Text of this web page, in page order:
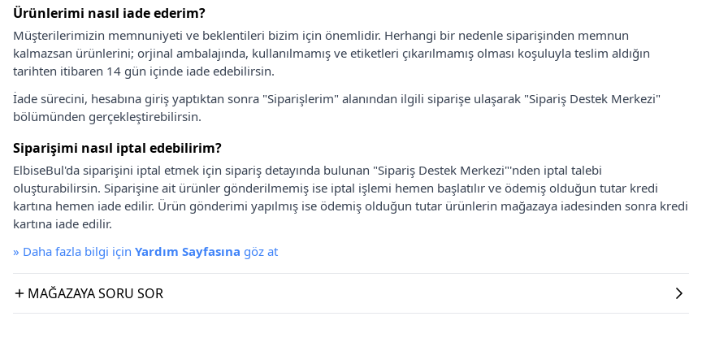
Ürünlerimi nasıl iade ederim?
Müşterilerimizin memnuniyeti ve beklentileri bizim için önemlidir. Herhangi bir nedenle siparişinden memnun
kalmazsan ürünlerini; orjinal ambalajında, kullanılmamış ve etiketleri çıkarılmamış olması koşuluyla teslim aldığın
tarihten itibaren 14 gün içinde iade edebilirsin.
İade sürecini, hesabına giriş yaptıktan sonra "Siparişlerim" alanından ilgili siparişe ulaşarak "Sipariş Destek Merkezi"
bölümünden gerçekleştirebilirsin.
Siparişimi nasıl iptal edebilirim?
ElbiseBul'da siparişini iptal etmek için sipariş detayında bulunan "Sipariş Destek Merkezi"'nden iptal talebi
oluşturabilirsin. Siparişine ait ürünler gönderilmemiş ise iptal işlemi hemen başlatılır ve ödemiş olduğun tutar kredi
kartına hemen iade edilir. Ürün gönderimi yapılmış ise ödemiş olduğun tutar ürünlerin mağazaya iadesinden sonra kredi
kartına iade edilir.
» Daha fazla bilgi için Yardım Sayfasına göz at
MAĞAZAYA SORU SOR